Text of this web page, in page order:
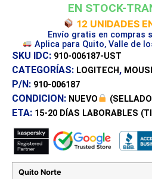
EN STOCK-
12 UNIDADES
Envío gratis en compras
Aplica para Quito, Valle de
SKU IDC: 910-006187-UST
CATEGORÍAS: LOGITECH ,
P/N: 910-006187
CONDICION: NUEVO
ETA: 15-20 DÍAS LABORABLES
Quito Norte